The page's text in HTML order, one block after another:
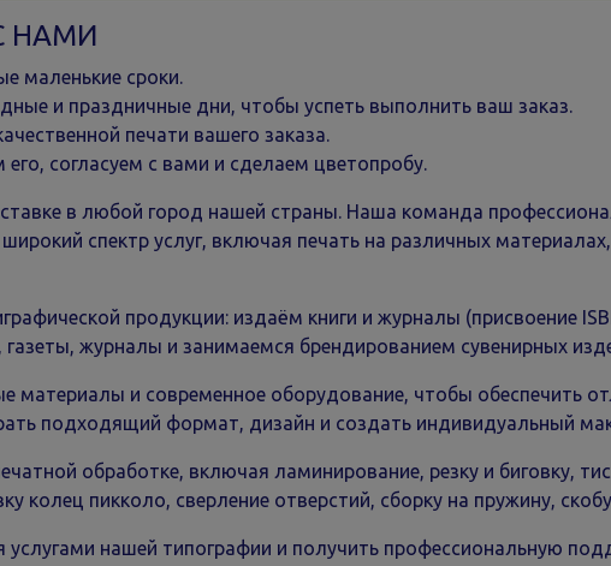
НАМИ
маленькие сроки.
и праздничные дни, чтобы успеть выполнить ваш заказ.
печати вашего заказа.
согласуем с вами и сделаем цветопробу.
в любой город нашей страны. Наша команда
спектр услуг, включая печать на различных материалах,
продукции: издаём книги и журналы (присвоение
газеты, журналы и занимаемся брендированием сувенирных
и современное оборудование, чтобы обеспечить
подходящий формат, дизайн и создать индивидуальный
обработке, включая ламинирование, резку и биговку,
колец пикколо, сверление отверстий, сборку на пружину,
нашей типографии и получить профессиональную